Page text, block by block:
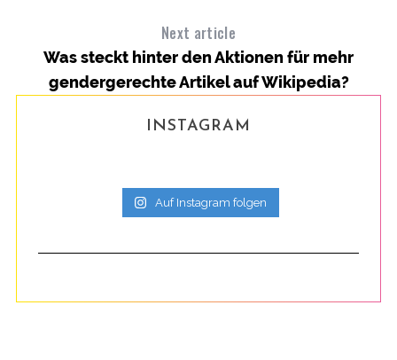
Next article
Was steckt hinter den Aktionen für mehr
gendergerechte Artikel auf Wikipedia?
INSTAGRAM
Auf Instagram folgen